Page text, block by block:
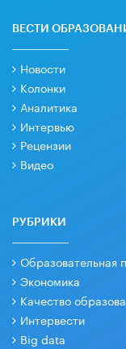
ВЕСТИ
Новости
Колонки
Аналитика
Интервью
Рецензии
Видео
РУБРИКИ
Образовательная
Экономика
Качество
Интервести
Big data